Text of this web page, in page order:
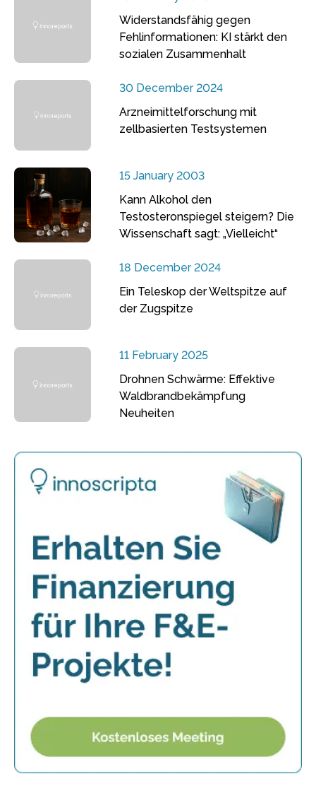
Widerstandsfähig gegen
Fehlinformationen: KI stärkt den
sozialen Zusammenhalt
30 December 2024
Arzneimittelforschung mit
zellbasierten Testsystemen
15 January 2003
Kann Alkohol den
Testosteronspiegel steigern? Die
Wissenschaft sagt: „Vielleicht“
18 December 2024
Ein Teleskop der Weltspitze auf
der Zugspitze
11 February 2025
Drohnen Schwärme: Effektive
Waldbrandbekämpfung
Neuheiten